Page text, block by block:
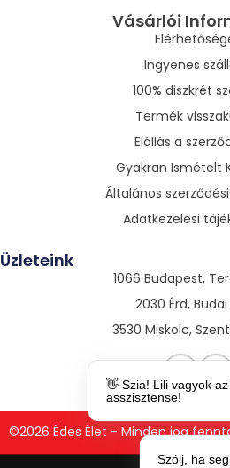
Vásárlói
Ingyenes
100% diszkrét
Termék
Elállás a
Gyakran Ismételt
Általános
Adatkezelési
Üzleteink
1066 Budapest,
2030 Érd, Budai
3530 Miskolc,
©2026 Édes Élet - Minden jog
👋 Szia! Lili vagyok
asszisztense!
Szólj, ha